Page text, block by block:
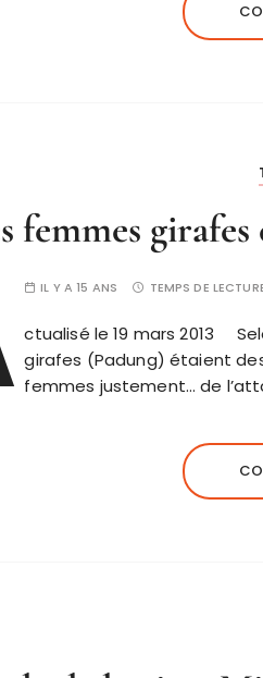
femmes
IL Y A 15 ANS TEMPS DE
ctualisé le 19 mars 2013
girafes (Padung) étaient
femmes justement… de